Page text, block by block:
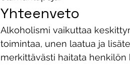
Yhteenveto
Alkoholismi vaikuttaa
toimintaa, unen laatua ja
merkittävästi haitata